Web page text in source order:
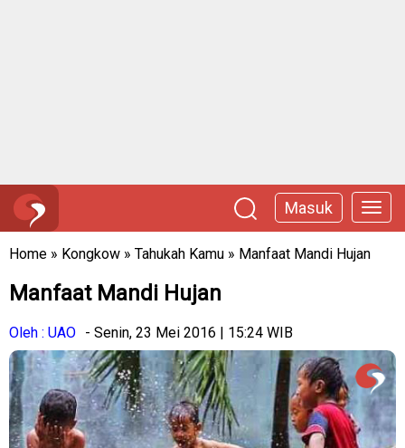
Masuk
Home » Kongkow » Tahukah Kamu » Manfaat Mandi Hujan
Manfaat Mandi Hujan
Oleh : UAO - Senin, 23 Mei 2016 | 15:24 WIB